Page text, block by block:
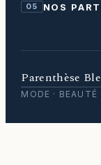
05 NOS
Parenthèse
MODE · BEAUTÉ